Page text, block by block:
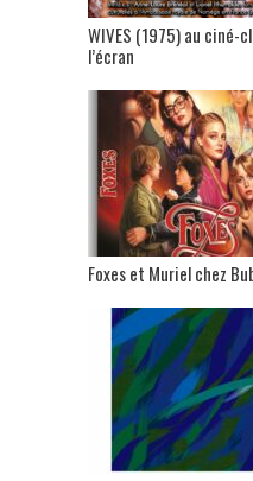
WIVES (1975) au ciné-
l’écran
Foxes et Muriel chez